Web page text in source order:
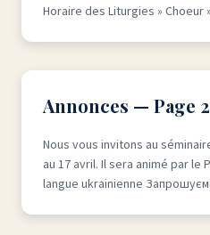
Horaire des Liturgies » Choeur
Annonces — Page 2
Nous vous invitons au
au 17 avril. Il sera animé par le
langue ukrainienne